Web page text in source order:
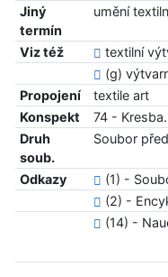
Jiný
termín
umění
Viz též
textilní
(g)
Propojení
textile art
Konspekt
74 -
Druh
soub.
Soubor
Odkazy
(1) -
(2) -
(14) -